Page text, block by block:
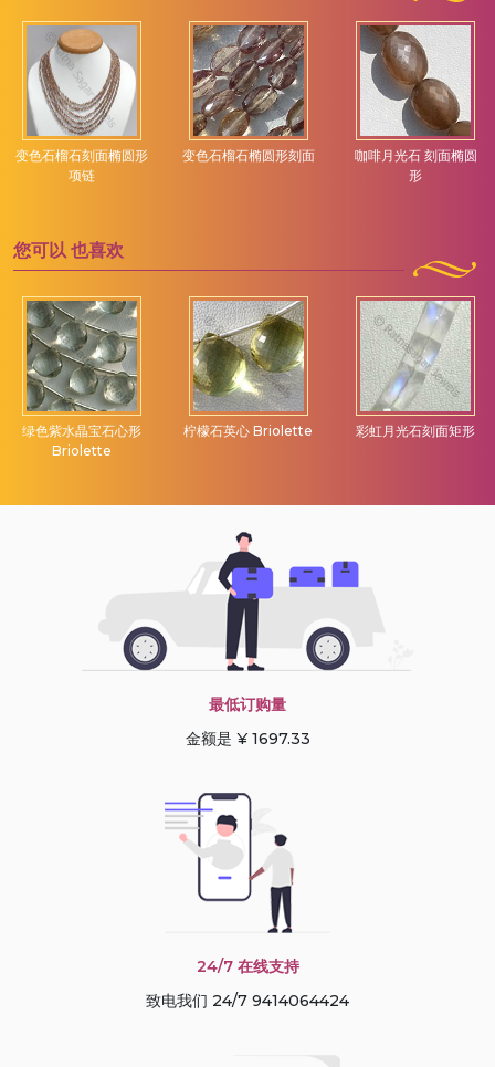
变色石榴石刻面椭圆形
项链
变色石榴石椭圆形刻面
咖啡月光石 刻面椭圆
形
您可以 也喜欢
绿色紫水晶宝石心形
Briolette
柠檬石英心 Briolette 彩虹月光石刻面矩形
最低订购量
金额是 ¥ 1697.33
24/7 在线支持
致电我们 24/7 9414064424